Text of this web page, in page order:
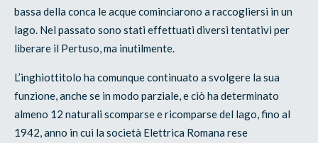
bassa della conca le acque cominciarono a raccogliersi in un
lago. Nel passato sono stati effettuati diversi tentativi per
liberare il Pertuso, ma inutilmente.
L’inghiottitolo ha comunque continuato a svolgere la sua
funzione, anche se in modo parziale, e ciò ha determinato
almeno 12 naturali scomparse e ricomparse del lago, fino al
1942, anno in cui la società Elettrica Romana rese